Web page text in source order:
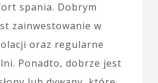
spania. Dobrym
zainwestowanie w
oraz regularne
Ponadto, dobrze jest